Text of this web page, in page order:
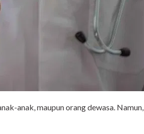
anak, maupun orang dewasa. Namun,